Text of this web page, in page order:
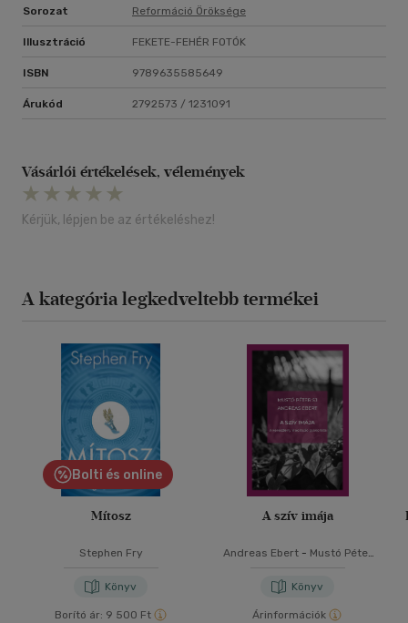
Sorozat Reformáció Öröksége
Illusztráció FEKETE-FEHÉR FOTÓK
ISBN 9789635585649
Árukód 2792573 / 1231091
Vásárlói értékelések, vélemények
Kérjük, lépjen be az értékeléshez!
A kategória legkedveltebb termékei
Bolti és online
Mítosz
Stephen Fry
Könyv
Borító ár: 9 500 Ft
A szív imája
Andreas Ebert- Mustó Péter
Könyv
Árinformációk